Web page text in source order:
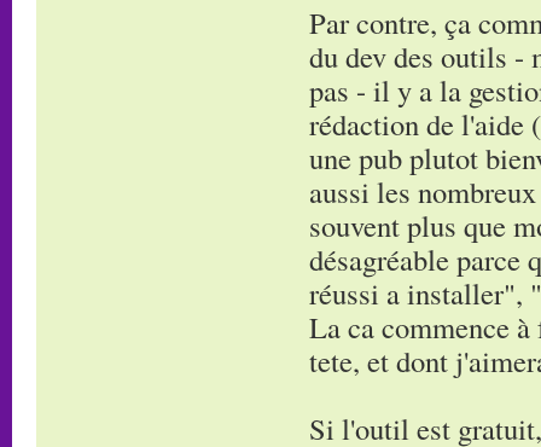
Par contre, ça
du dev des outils -
pas - il y a la
rédaction de l'aide
une pub plutot
aussi les
souvent plus que
désagréable
réussi a installer",
La ca commence
tete, et dont
Si l'outil est